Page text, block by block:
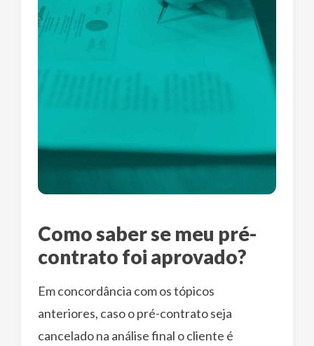
Como saber se meu pré-
contrato foi aprovado?
Em concordância com os tópicos
anteriores, caso o pré-contrato seja
cancelado na análise final o cliente é